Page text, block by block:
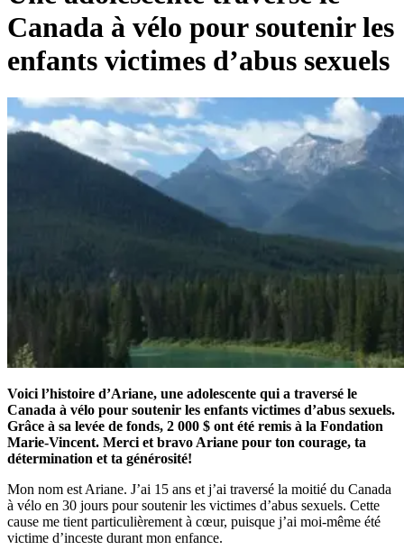
Canada à vélo pour soutenir les
enfants victimes d’abus sexuels
Voici l’histoire d’Ariane, une adolescente qui a traversé le
Canada à vélo pour soutenir les enfants victimes d’abus sexuels.
Grâce à sa levée de fonds, 2 000 $ ont été remis à la Fondation
Marie-Vincent. Merci et bravo Ariane pour ton courage, ta
détermination et ta générosité!
Mon nom est Ariane. J’ai 15 ans et j’ai traversé la moitié du Canada
à vélo en 30 jours pour soutenir les victimes d’abus sexuels. Cette
cause me tient particulièrement à cœur, puisque j’ai moi-même été
victime d’inceste durant mon enfance.